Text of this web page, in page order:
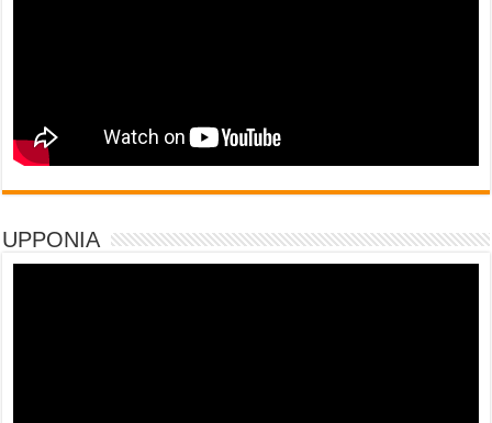
UPPONIA